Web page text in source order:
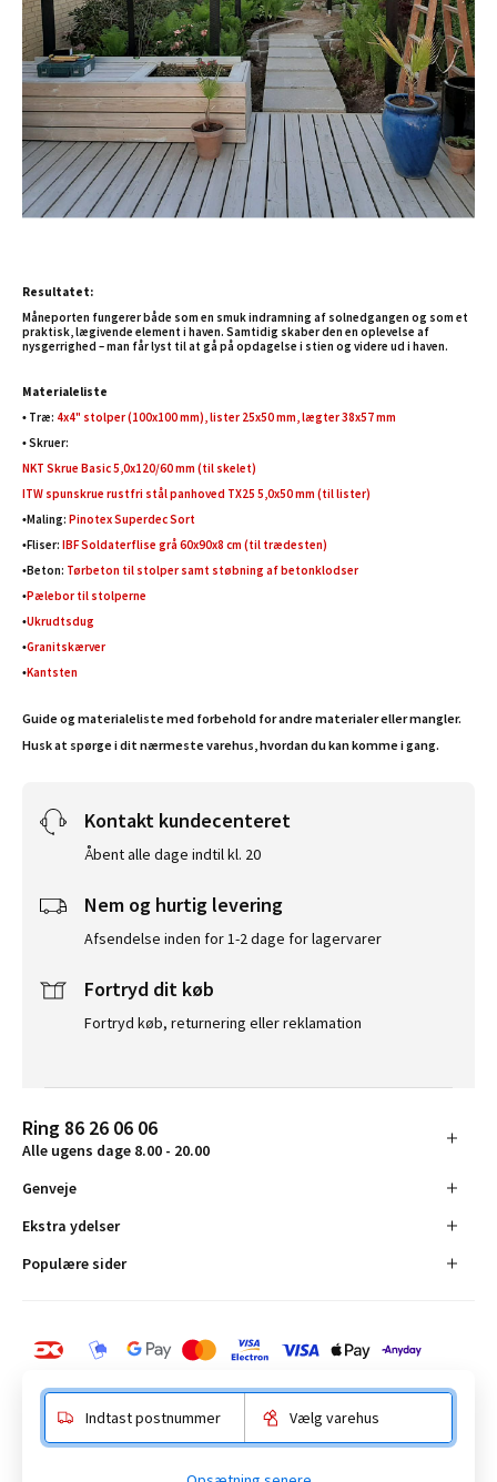
Resultatet:
Måneporten fungerer både som en smuk indramning af solnedgangen og som et
praktisk, lægivende element i haven. Samtidig skaber den en oplevelse af
nysgerrighed – man får lyst til at gå på opdagelse i stien og videre ud i haven.
Materialeliste
• Træ: 4x4" stolper (100x100 mm), lister 25x50 mm, lægter 38x57 mm
• Skruer:
NKT Skrue Basic 5,0x120/60 mm (til skelet)
ITW spunskrue rustfri stål panhoved TX25 5,0x50 mm (til lister)
•Maling: Pinotex Superdec Sort
•Fliser: IBF Soldaterflise grå 60x90x8 cm (til trædesten)
•Beton: Tørbeton til stolper samt støbning af betonklodser
•Pælebor til stolperne
•Ukrudtsdug
•Granitskærver
•Kantsten
Guide og materialeliste med forbehold for andre materialer eller mangler.
Husk at spørge i dit nærmeste varehus, hvordan du kan komme i gang.
Kontakt kundecenteret
Åbent alle dage indtil kl. 20
Nem og hurtig levering
Afsendelse inden for 1-2 dage for lagervarer
Fortryd dit køb
Fortryd køb, returnering eller reklamation
Ring 86 26 06 06
Alle ugens dage 8.00 - 20.00
Genveje
Ekstra ydelser
Populære sider
Indtast postnummer Vælg varehus